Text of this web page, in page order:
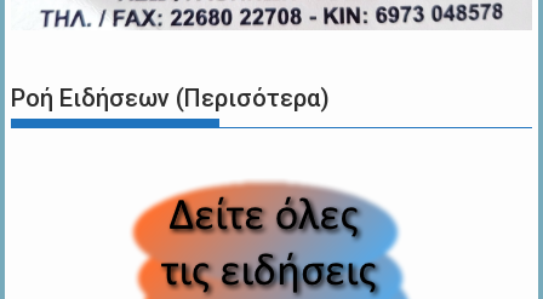
Ροή Ειδήσεων (Περισότερα)